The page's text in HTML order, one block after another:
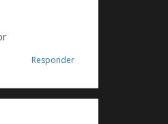
Responder